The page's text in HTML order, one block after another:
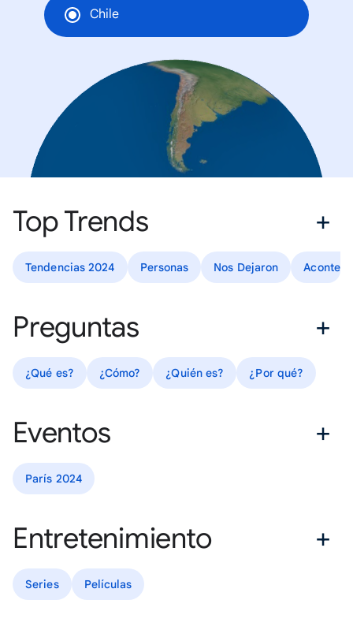
Chile
Top Trends
Tendencias 2024 Personas Nos Dejaron
Preguntas
¿Qué es? ¿Cómo? ¿Quién es? ¿Por qué?
Eventos
París 2024
Entretenimiento
Series Películas